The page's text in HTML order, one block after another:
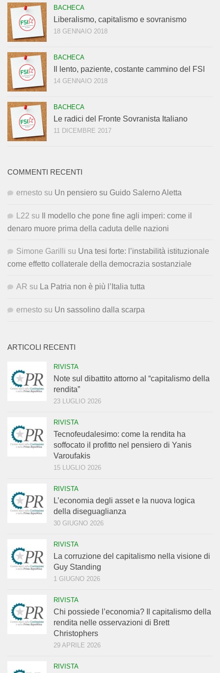
BACHECA
Liberalismo, capitalismo e sovranismo
18 GENNAIO 2018
BACHECA
Il lento, paziente, costante cammino del FSI
14 GENNAIO 2018
BACHECA
Le radici del Fronte Sovranista Italiano
11 DICEMBRE 2017
COMMENTI RECENTI
ernesto su Un pensiero su Guido Salerno Aletta
L22 su
Il modello che pone fine agli imperi: come il
denaro muore prima della caduta delle nazioni
Simone Garilli su Una tesi forte: l’instabilità istituzionale
come effetto collaterale della democrazia sostanziale
AR su La Patria non è più l’Italia tutta
ernesto su Un sassolino dalla scarpa
ARTICOLI RECENTI
RIVISTA
Note sul dibattito attorno al “capitalismo della
rendita”
23 LUGLIO 2026
RIVISTA
Tecnofeudalesimo: come la rendita ha
soffocato il profitto nel pensiero di Yanis
Varoufakis
15 LUGLIO 2026
RIVISTA
L’economia degli asset e la nuova logica
della diseguaglianza
30 GIUGNO 2026
RIVISTA
La corruzione del capitalismo nella visione di
Guy Standing
1 GIUGNO 2026
RIVISTA
Chi possiede l’economia? Il capitalismo della
rendita nelle osservazioni di Brett
Christophers
29 APRILE 2026
RIVISTA